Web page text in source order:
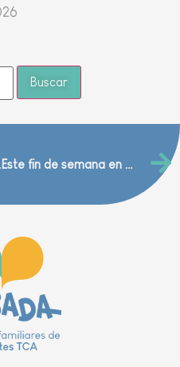
Este fin de semana en el festival D’Ensayo